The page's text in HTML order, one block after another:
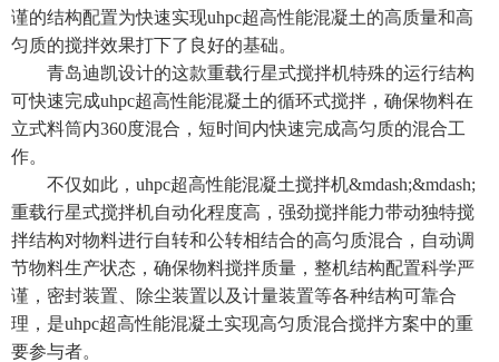
谨的结构配置为快速实现uhpc超高性能混凝土的高质量和高
匀质的搅拌效果打下了良好的基础。
青岛迪凯设计的这款重载行星式搅拌机特殊的运行结构
可快速完成uhpc超高性能混凝土的循环式搅拌，确保物料在
立式料筒内360度混合，短时间内快速完成高匀质的混合工
作。
不仅如此，uhpc超高性能混凝土搅拌机&mdash;&mdash;
重载行星式搅拌机自动化程度高，强劲搅拌能力带动独特搅
拌结构对物料进行自转和公转相结合的高匀质混合，自动调
节物料生产状态，确保物料搅拌质量，整机结构配置科学严
谨，密封装置、除尘装置以及计量装置等各种结构可靠合
理，是uhpc超高性能混凝土实现高匀质混合搅拌方案中的重
要参与者。